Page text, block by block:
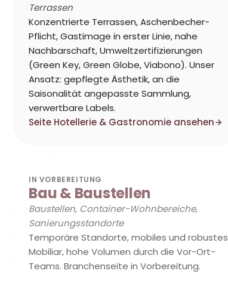
Terrassen
Konzentrierte Terrassen, Aschenbecher-
Pflicht, Gastimage in erster Linie, nahe
Nachbarschaft, Umweltzertifizierungen
(Green Key, Green Globe, Viabono). Unser
Ansatz: gepflegte Ästhetik, an die
Saisonalität angepasste Sammlung,
verwertbare Labels.
Seite Hotellerie & Gastronomie ansehen
IN VORBEREITUNG
Bau & Baustellen
Baustellen, Container-Wohnbereiche,
Sanierungsstandorte
Temporäre Standorte, mobiles und robustes
Mobiliar, hohe Volumen durch die Vor-Ort-
Teams. Branchenseite in Vorbereitung.